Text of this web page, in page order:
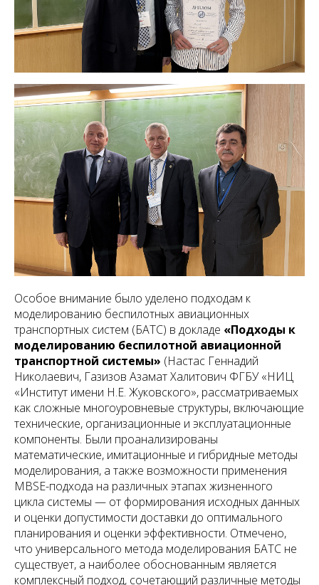
Особое внимание было уделено подходам к
моделированию беспилотных авиационных
транспортных систем (БАТС) в докладе «Подходы к
моделированию беспилотной авиационной
транспортной системы» (Настас Геннадий
Николаевич, Газизов Азамат Халитович ФГБУ «НИЦ
«Институт имени Н.Е. Жуковского», рассматриваемых
как сложные многоуровневые структуры, включающие
технические, организационные и эксплуатационные
компоненты. Были проанализированы
математические, имитационные и гибридные методы
моделирования, а также возможности применения
MBSE-подхода на различных этапах жизненного
цикла системы — от формирования исходных данных
и оценки допустимости доставки до оптимального
планирования и оценки эффективности. Отмечено,
что универсального метода моделирования БАТС не
существует, а наиболее обоснованным является
комплексный подход, сочетающий различные методы